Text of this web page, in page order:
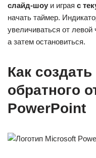
слайд-шоу и играя с
начать таймер.
увеличиваться от левой
а затем остановиться.
Как
обратного
PowerPoint